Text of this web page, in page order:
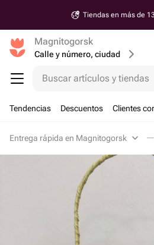
Tiendas en más de
Magnitogorsk
Calle y número, ciudad
Buscar artículos y tiendas
Tendencias Descuentos Clientes
Entrega rápida en Magnitogorsk